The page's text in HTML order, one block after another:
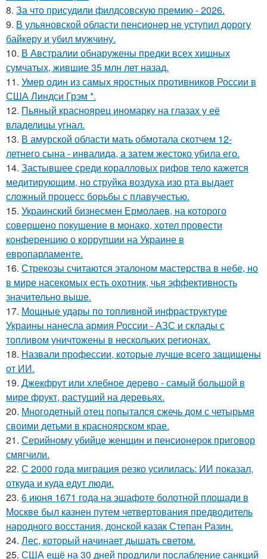
8. За что присудили филдсовскую премию - 2026.
9. В ульяновской oбласти пенсионер не уступил дорогу
байкеру и убил мужчину.
10. В Австралии обнаружены предки всех хищных
сумчатых, жившие 35 млн лет назад.
11. Умер один из самых яростных противников России в
США Линдси Грэм *.
12. Пьяный красноярец иномарку на глазах у её
владелицы угнал.
13. В амурской области мать обмотала скотчем 12-
летнего сына - инвалида, а затем жестоко убила его.
14. Застывшее среди коралловых рифов тело кажется
медитирующим, но струйка воздуха изо рта выдает
сложный процесс борьбы с плавучестью.
15. Украинский бизнесмен Ермолаев, на которого
совершено покушение в монако, хотел провести
конференцию о коррупции на Украине в
европарламенте.
16. Стрекозы считаются эталоном мастерства в небе, но
в мире насекомых есть охотник, чья эффективность
значительно выше.
17. Мощные удары по топливной инфраструктуре
Украины нанесла армия России - АЗС и склады с
топливом уничтожены в нескольких регионах.
18. Назвали профессии, которые лучше всего защищены
от ИИ.
19. Джекфрут или хлебное дерево - самый большой в
мире фрукт, растущий на деревьях.
20. Многодетный отец попытался сжечь дом с четырьмя
своими детьми в красноярском крае.
21. Серийному убийце женщин и пенсионерок приговор
смягчили.
22. С 2000 года миграция резко усилилась: ИИ показал,
откуда и куда едут люди.
23. 6 июня 1671 года на эшафоте болотной площади в
Москве был казнен путем четвертования предводитель
народного восстания, донской казак Степан Разин.
24. Лес, который начинает дышать светом.
25. США ещё на 30 дней продлили послабление санкций